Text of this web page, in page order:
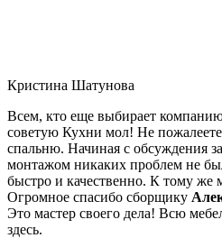
Кристина Шатунова
Всем, кто еще выбирает
советую Кухни мол! Не
спальню. Начиная с обсуждения
монтажом никаких проблем не
быстро и качественно. К тому же
Огромное спасибо сборщику
Это мастер своего дела! Всю
здесь.